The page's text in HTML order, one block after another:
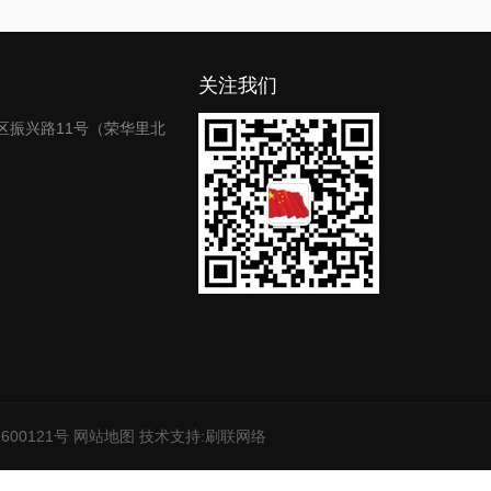
振兴路11号（荣华里北
关注我们
号 网站地图 技术支持:刷联网络